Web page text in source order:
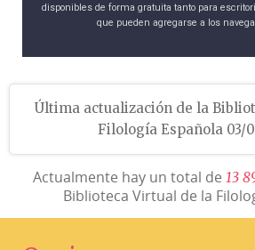
disponibles de forma gratuita tanto para
que pueden agregarse a los
Última actualización de la
Filología Española 03/
Actualmente hay un total de 13 8
Biblioteca Virtual de la